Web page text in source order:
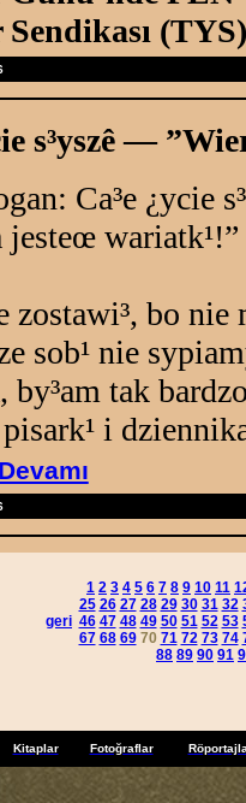
s³yszê —
Ca³e ¿ycie
jesteœ wariatk¹!”
zostawi³, bo
sob¹ nie
by³am tak
pisark¹ i
Devamı
geri
1 2 3 4 5 6 7 8 9 10 11
25 26 27 28 29 30 31 32
46 47 48 49 50 51 52 53
67 68 69 70 71 72 73 74
88 89 90 91
Kitaplar Fotoğraflar